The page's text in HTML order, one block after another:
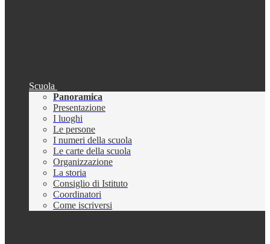
Scuola
Panoramica
Presentazione
I luoghi
Le persone
I numeri della scuola
Le carte della scuola
Organizzazione
La storia
Consiglio di Istituto
Coordinatori
Come iscriversi